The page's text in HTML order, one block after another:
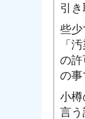
引き
些
「
の
の事
小
言